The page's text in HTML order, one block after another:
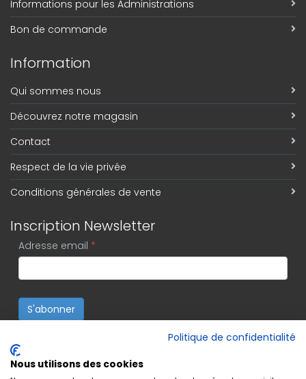
Informations pour les Administrations
Bon de commande
Information
Qui sommes nous
Découvrez notre magasin
Contact
Respect de la vie privée
Conditions générales de vente
Inscription Newsletter
Adresse email *
S'abonner
Politique de confidentialité
Nous utilisons des cookies